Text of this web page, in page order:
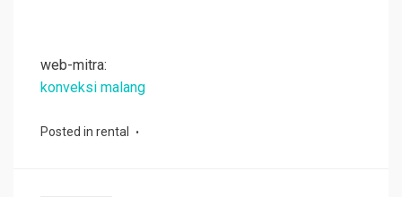
web-mitra:
konveksi malang
Posted in rental